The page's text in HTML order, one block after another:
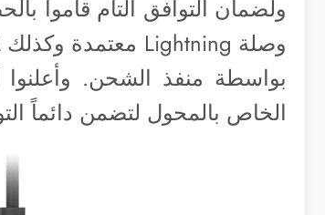
الخاص بالمحول لتضمن دائماً